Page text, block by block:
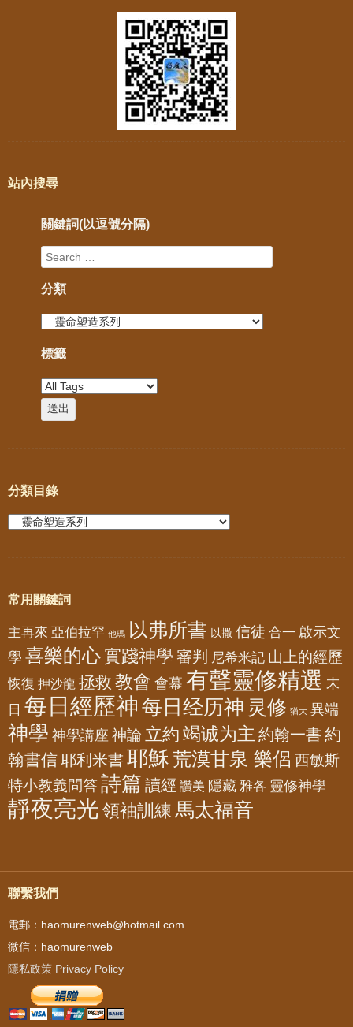
站內搜尋
關鍵詞(以逗號分隔)
分類
標籤
分類目錄
常用關鍵詞
主再來 亞伯拉罕 他瑪 以弗所書 以撒 信徒 合一 啟示文
學 喜樂的心實踐神學 審判 尼希米記 山上的經歷
恢復 押沙龍 拯救 教會 會幕 有聲靈修精選 末
日 每日經歷神 每日经历神 灵修 猶大 異端
神學 神學講座 神論 立約 竭诚为主 約翰一書 約
翰書信耶利米書 耶穌荒漠甘泉 樂侶 西敏斯
特小教義問答詩篇 讀經 讚美 隱藏 雅各 靈修神學
靜夜亮光 領袖訓練 馬太福音
聯繫我們
電郵：haomurenweb@hotmail.com
微信：haomurenweb
隱私政策 Privacy Policy